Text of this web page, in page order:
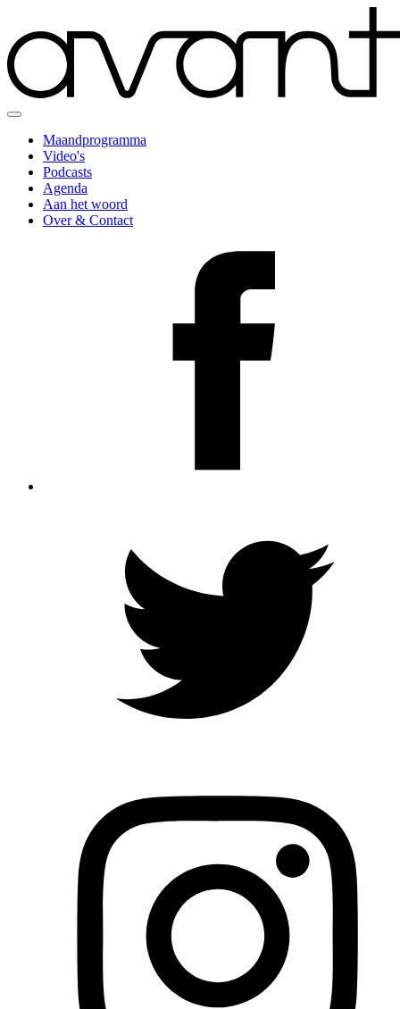
Maandprogramma
Video's
Podcasts
Agenda
Aan het woord
Over & Contact